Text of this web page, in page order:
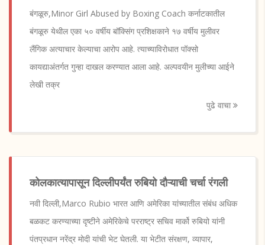
बंगळूरु,Minor Girl Abused by Boxing Coach कर्नाटकातील
बंगळूरु येथील एका ५० वर्षीय बॉक्सिंग प्रशिक्षकाने १७ वर्षीय मुलीवर
लैंगिक अत्याचार केल्याचा आरोप आहे. त्याच्याविरोधात पॉक्सो
कायद्याअंतर्गत गुन्हा दाखल करण्यात आला आहे. अल्पवयीन मुलीच्या आईने
लेखी तक्र
पुढे वाचा
कोलकात्यापासून दिल्लीपर्यंत रुबियो दौऱ्याची चर्चा रंगली
नवी दिल्ली,Marco Rubio भारत आणि अमेरिका यांच्यातील संबंध अधिक
बळकट करण्याच्या दृष्टीने अमेरिकेचे परराष्ट्र सचिव मार्को रुबियो यांनी
पंतप्रधान नरेंद्र मोदी यांची भेट घेतली. या भेटीत संरक्षण, व्यापार,